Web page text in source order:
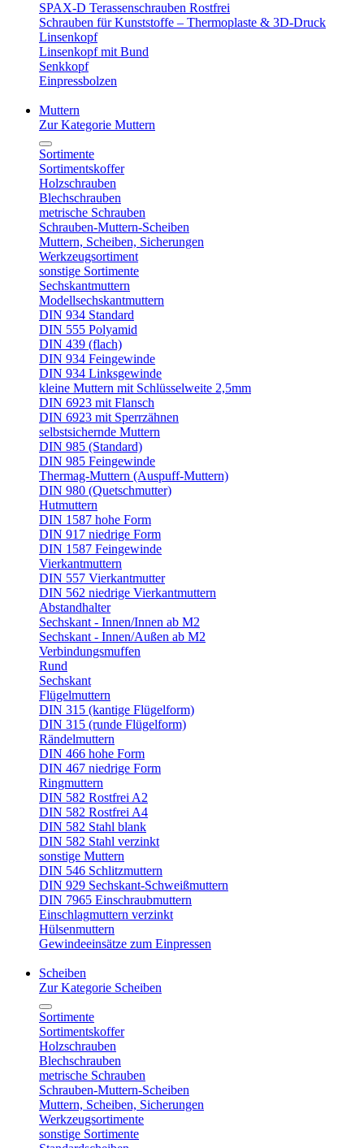
SPAX-D Terassenschrauben Rostfrei
Schrauben für Kunststoffe – Thermoplaste & 3D-Druck
Linsenkopf
Linsenkopf mit Bund
Senkkopf
Einpressbolzen
Muttern
Zur Kategorie Muttern
Sortimente
Sortimentskoffer
Holzschrauben
Blechschrauben
metrische Schrauben
Schrauben-Muttern-Scheiben
Muttern, Scheiben, Sicherungen
Werkzeugsortiment
sonstige Sortimente
Sechskantmuttern
Modellsechskantmuttern
DIN 934 Standard
DIN 555 Polyamid
DIN 439 (flach)
DIN 934 Feingewinde
DIN 934 Linksgewinde
kleine Muttern mit Schlüsselweite 2,5mm
DIN 6923 mit Flansch
DIN 6923 mit Sperrzähnen
selbstsichernde Muttern
DIN 985 (Standard)
DIN 985 Feingewinde
Thermag-Muttern (Auspuff-Muttern)
DIN 980 (Quetschmutter)
Hutmuttern
DIN 1587 hohe Form
DIN 917 niedrige Form
DIN 1587 Feingewinde
Vierkantmuttern
DIN 557 Vierkantmutter
DIN 562 niedrige Vierkantmuttern
Abstandhalter
Sechskant - Innen/Innen ab M2
Sechskant - Innen/Außen ab M2
Verbindungsmuffen
Rund
Sechskant
Flügelmuttern
DIN 315 (kantige Flügelform)
DIN 315 (runde Flügelform)
Rändelmuttern
DIN 466 hohe Form
DIN 467 niedrige Form
Ringmuttern
DIN 582 Rostfrei A2
DIN 582 Rostfrei A4
DIN 582 Stahl blank
DIN 582 Stahl verzinkt
sonstige Muttern
DIN 546 Schlitzmuttern
DIN 929 Sechskant-Schweißmuttern
DIN 7965 Einschraubmuttern
Einschlagmuttern verzinkt
Hülsenmuttern
Gewindeeinsätze zum Einpressen
Scheiben
Zur Kategorie Scheiben
Sortimente
Sortimentskoffer
Holzschrauben
Blechschrauben
metrische Schrauben
Schrauben-Muttern-Scheiben
Muttern, Scheiben, Sicherungen
Werkzeugsortimente
sonstige Sortimente